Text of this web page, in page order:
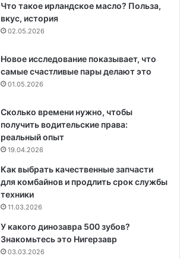
Что такое ирландское масло? Польза,
вкус, история
02.05.2026
Новое исследование показывает, что
самые счастливые пары делают это
01.05.2026
Сколько времени нужно, чтобы
получить водительские права:
реальный опыт
19.04.2026
Как выбрать качественные запчасти
для комбайнов и продлить срок службы
техники
11.03.2026
У какого динозавра 500 зубов?
Знакомьтесь это Нигерзавр
03.03.2026